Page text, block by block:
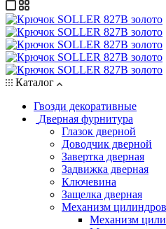
Каталог
Гвозди декоративные
Дверная фурнитура
Глазок дверной
Доводчик дверной
Завертка дверная
Задвижка дверная
Ключевина
Защелка дверная
Механизм
Механизм